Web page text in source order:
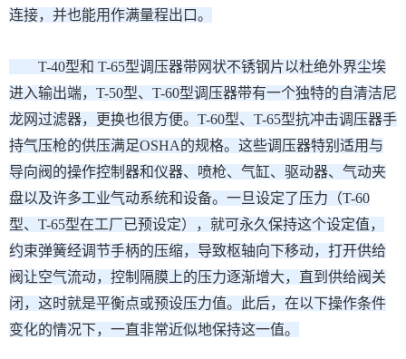
连接，并也能用作满量程出口。
T-40型和 T-65型调压器带网状不锈钢片以杜绝外界尘埃
进入输出端，T-50型、T-60型调压器带有一个独特的自清洁尼
龙网过滤器，更换也很方便。T-60型、T-65型抗冲击调压器手
持气压枪的供压满足OSHA的规格。这些调压器特别适用与
导向阀的操作控制器和仪器、喷枪、气缸、驱动器、气动夹
盘以及许多工业气动系统和设备。一旦设定了压力（T-60
型、T-65型在工厂已预设定），就可永久保持这个设定值，
约束弹簧经调节手柄的压缩，导致枢轴向下移动，打开供给
阀让空气流动，控制隔膜上的压力逐渐增大，直到供给阀关
闭，这时就是平衡点或预设压力值。此后，在以下操作条件
变化的情况下，一直非常近似地保持这一值。